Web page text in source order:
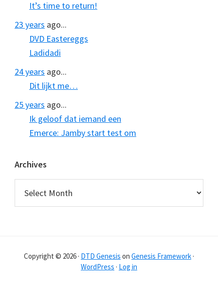
It’s time to return!
23 years ago...
DVD Eastereggs
Ladidadi
24 years ago...
Dit lijkt me…
25 years ago...
Ik geloof dat iemand een
Emerce: Jamby start test om
Archives
Copyright © 2026 · DTD Genesis on Genesis Framework ·
WordPress · Log in